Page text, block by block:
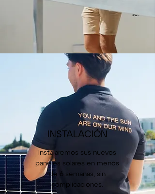
INSTALACIÓN
Instalaremos sus nuevos
paneles solares en menos
de 6 semanas, sin
complicaciones.